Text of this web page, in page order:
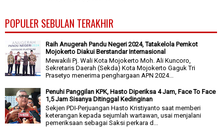
POPULER SEBULAN TERAKHIR
Raih Anugerah Pandu Negeri 2024, Tatakelola Pemkot
Mojokerto Diakui Berstandar Internasional
Mewakili Pj. Wali Kota Mojokerto Moh. Ali Kuncoro,
Sekretaris Daerah (Sekda) Kota Mojokerto Gaguk Tri
Prasetyo menerima penghargaan APN 2024...
Penuhi Panggilan KPK, Hasto Diperiksa 4 Jam, Face To Face
1,5 Jam Sisanya Ditinggal Kedinginan
Sekjen PDI-Perjuangan Hasto Kristiyanto saat memberi
keterangan kepada sejumlah wartawan, usai menjalani
pemeriksaan sebagai Saksi perkara d...